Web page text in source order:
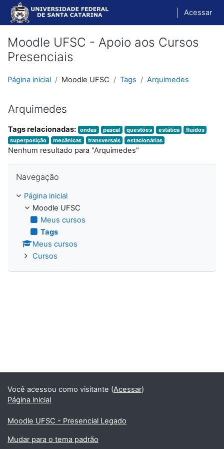
Ir para o conteúdo principal
Acessar
Moodle UFSC - Apoio aos Cursos
Presenciais
Página inicial Moodle UFSC Tags Arquimedes
Arquimedes
Tags relacionadas: ondas pascal questões estática
fluidos
superposição
mecânicas transversais estacionárias
Nenhum resultado para "Arquimedes"
Navegação
Página inicial
Moodle UFSC
Meus cursos
Tags
Meus cursos
Cursos
Você acessou como visitante (Acessar)
Página inicial
Moodle UFSC - Presencial Legado
Mudar para o tema padrão